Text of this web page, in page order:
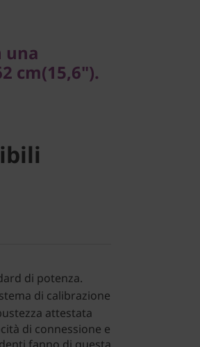
una
cm(15,6").
di potenza.
di calibrazione
attestata
di connessione e